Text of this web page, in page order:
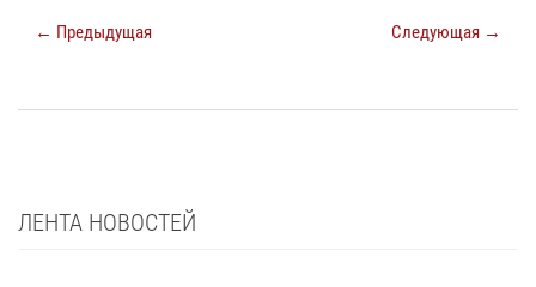
← Предыдущая Следующая →
ЛЕНТА НОВОСТЕЙ